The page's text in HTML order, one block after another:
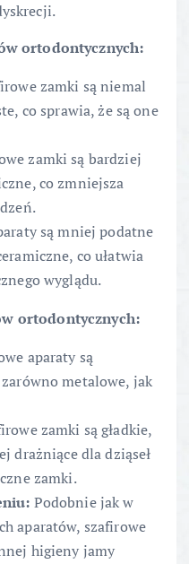
ortodontycznych:
zamki są niemal
co sprawia, że są one
zamki są bardziej
co zmniejsza
są mniej podatne
co ułatwia
wyglądu.
ortodontycznych:
aparaty są
metalowe, jak
zamki są gładkie,
drażniące dla dziąseł
zamki.
Podobnie jak w
aparatów, szafirowe
higieny jamy